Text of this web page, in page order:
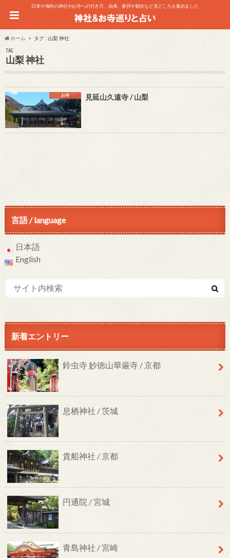
日本や海外の神社やお寺への行き方、由来、参拝や観光など見どころを集めました
ホーム タグ : 山梨 神社
TAG
山梨 神社
お寺 見延山久遠寺 / 山梨
言語 / language
日本語
English
新着エントリー
鈴虫寺 妙徳山華厳寺 / 京都
息栖神社 / 茨城
貴船神社 / 京都
円通院 / 宮城
青島神社 / 宮崎